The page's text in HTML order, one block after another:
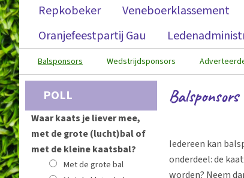
Repkobeker
Veneboerklassement
Oranjefeestpartij Gau
Balsponsors Wedstrijdsponsors
POLL
Waar kaats je liever mee,
met de grote (lucht)bal of
met de kleine kaatsbal?
Met de grote bal
Balsponsors
Iedereen kan
onderdeel: de
worden? Neem